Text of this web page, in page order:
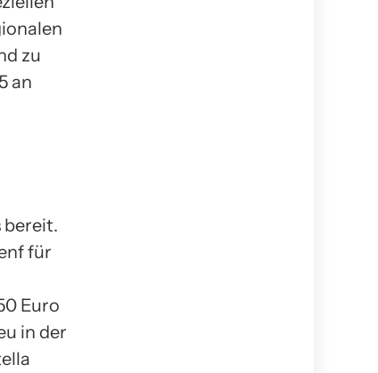
zu
an
bereit.
für
Euro
in der